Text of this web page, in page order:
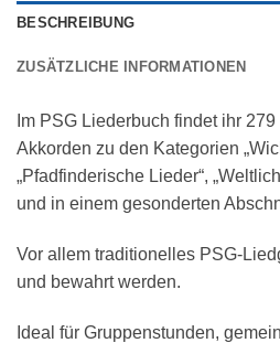
BESCHREIBUNG
ZUSÄTZLICHE INFORMATIONEN
Im PSG Liederbuch findet ihr
Akkorden zu den Kategorien
„Pfadfinderische Lieder“,
und in einem gesonderten
Vor allem traditionelles PSG-
und bewahrt werden.
Ideal für Gruppenstunden,